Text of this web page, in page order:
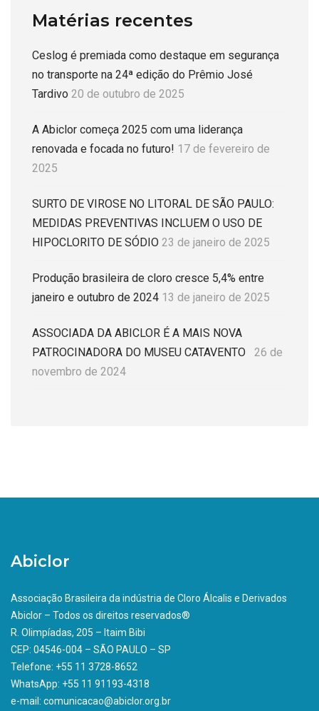
Matérias recentes
Ceslog é premiada como destaque em segurança
no transporte na 24ª edição do Prêmio José
Tardivo 20 de outubro de 2025
A Abiclor começa 2025 com uma liderança
renovada e focada no futuro! 17 de fevereiro de
2025
SURTO DE VIROSE NO LITORAL DE SÃO PAULO:
MEDIDAS PREVENTIVAS INCLUEM O USO DE
HIPOCLORITO DE SÓDIO 23 de janeiro de 2025
Produção brasileira de cloro cresce 5,4% entre
janeiro e outubro de 2024 13 de janeiro de 2025
ASSOCIADA DA ABICLOR É A MAIS NOVA
PATROCINADORA DO MUSEU CATAVENTO
26 de
novembro de 2024
Abiclor
Associação Brasileira da indústria de Cloro Álcalis e Derivados
Abiclor – Todos os direitos reservados®
R. Olimpíadas, 205 – Itaim Bibi
CEP: 04546-004 – SÃO PAULO – SP
Telefone: +55 11 3728-8652
WhatsApp: +55 11 91193-4318
e-mail: comunicacao@abiclor.org.br